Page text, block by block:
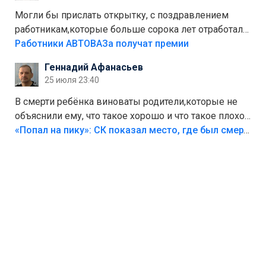
Могли бы прислать открытку, с поздравлением
работникам,которые больше сорока лет отработали
на предприятии.
Работники АВТОВАЗа получат премии
Геннадий Афанасьев
25 июля 23:40
В смерти ребёнка виноваты родители,которые не
объяснили ему, что такое хорошо и что такое плохо!
Лезть через такой забор,верх безумия,есть же
«Попал на пику»: СК показал место, где был смертельно травмирован ребенок в Тольятти